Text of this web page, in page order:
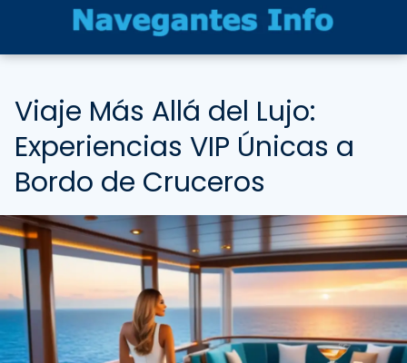
Viaje Más Allá del Lujo:
Experiencias VIP Únicas a
Bordo de Cruceros